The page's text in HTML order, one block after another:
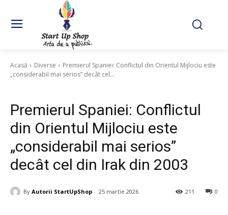
Acasă Diverse
Premierul Spaniei: Conflictul din Orientul Mijlociu este
„considerabil mai serios” decât cel...
Premierul Spaniei: Conflictul
din Orientul Mijlociu este
„considerabil mai serios”
decât cel din Irak din 2003
By Autorii StartUpShop 25 martie 2026 0
211